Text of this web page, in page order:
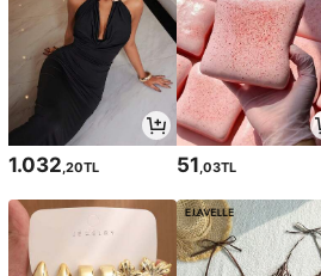
1.032,20TL 51,03TL